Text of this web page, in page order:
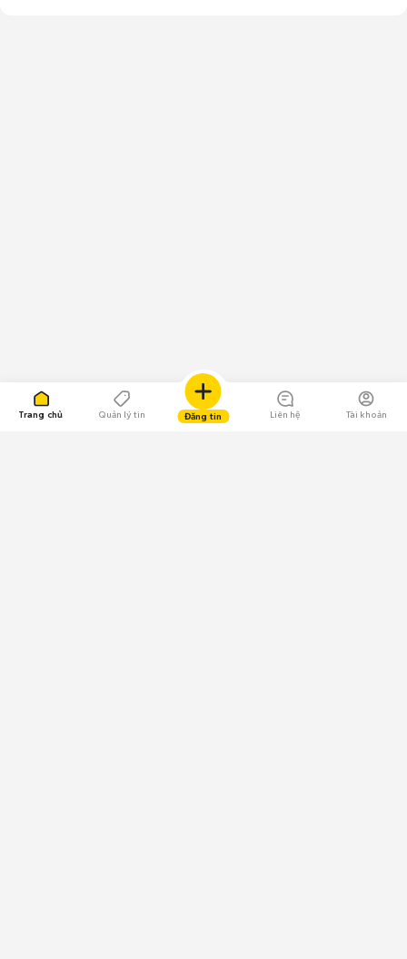
Trang chủ Quản lý tin Đăng tin Liên hệ Tài khoản